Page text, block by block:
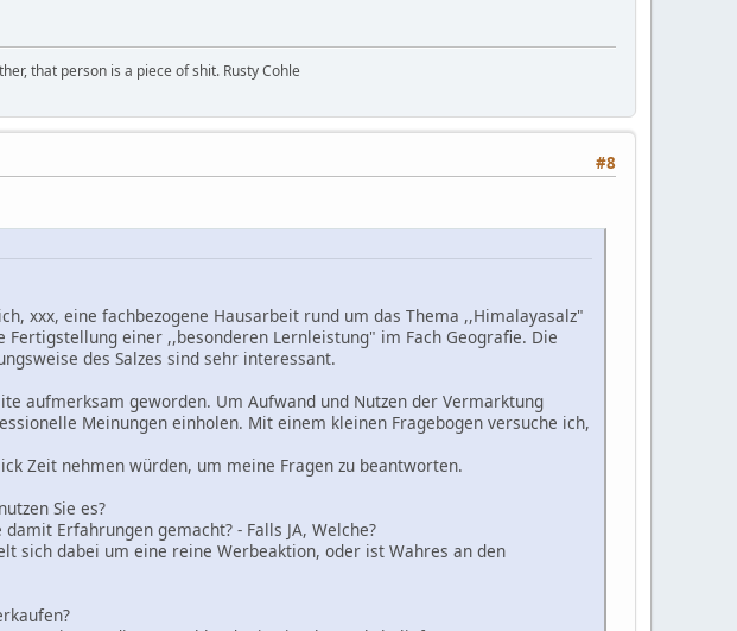
that person is a piece of shit. Rusty Cohle
#8
xxx, eine fachbezogene Hausarbeit rund um das Thema ,,Himalayasalz"
einer ,,besonderen Lernleistung" im Fach Geografie. Die
des Salzes sind sehr interessant.
aufmerksam geworden. Um Aufwand und Nutzen der Vermarktung
Meinungen einholen. Mit einem kleinen Fragebogen versuche ich,
Zeit nehmen würden, um meine Fragen zu beantworten.
Sie es?
Erfahrungen gemacht? - Falls JA, Welche?
sich dabei um eine reine Werbeaktion, oder ist Wahres an den